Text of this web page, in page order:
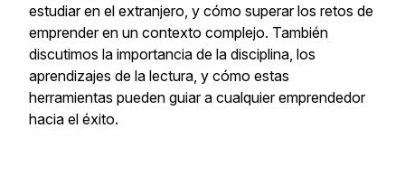
estudiar en el extranjero, y cómo superar los retos de
emprender en un contexto complejo. También
discutimos la importancia de la disciplina, los
aprendizajes de la lectura, y cómo estas
herramientas pueden guiar a cualquier emprendedor
hacia el éxito.